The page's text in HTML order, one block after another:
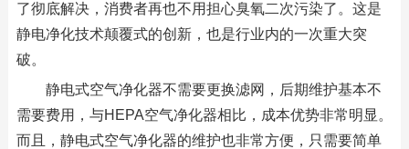
了彻底解决，消费者再也不用担心臭氧二次污染了。这是
静电净化技术颠覆式的创新，也是行业内的一次重大突
破。
静电式空气净化器不需要更换滤网，后期维护基本不
需要费用，与HEPA空气净化器相比，成本优势非常明显。
而且，静电式空气净化器的维护也非常方便，只需要简单